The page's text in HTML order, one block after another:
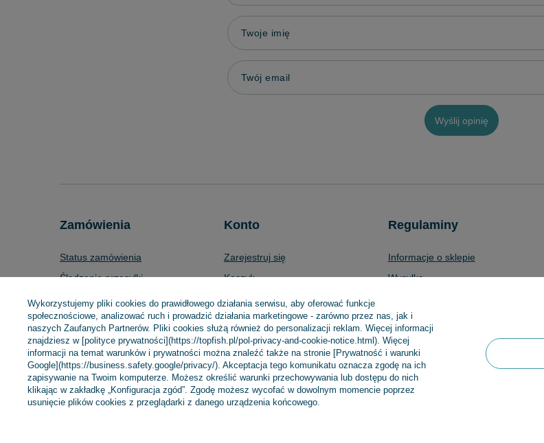
Twoje imię
Twój email
Wyślij opinię
Zamówienia
Status zamówienia
Śledzenie przesyłki
Chcę zareklamować produkt
Chcę zwrócić produkt
Chcę wymienić towar
Kontakt
Konto
Zarejestruj się
Koszyk
Listy zakupowe
Lista zakupionych produktów
Historia transakcji
Moje rabaty
Newsletter
Regulaminy
Informacje o sklepie
Wysyłka
Regulamin
Polityka prywatności
Odstąpienie od umowy
Zarządzaj plikami cookie
Wykorzystujemy pliki cookies do prawidłowego działania serwisu, aby oferować funkcje
społecznościowe, analizować ruch i prowadzić działania marketingowe - zarówno przez nas, jak i
naszych Zaufanych Partnerów. Pliki cookies służą również do personalizacji reklam. Więcej informacji
znajdziesz w [polityce prywatności](https://topfish.pl/pol-privacy-and-cookie-notice.html). Więcej
informacji na temat warunków i prywatności można znaleźć także na stronie [Prywatność i warunki
Google](https://business.safety.google/privacy/). Akceptacja tego komunikatu oznacza zgodę na ich
zapisywanie na Twoim komputerze. Możesz określić warunki przechowywania lub dostępu do nich
klikając w zakładkę „Konfiguracja zgód”. Zgodę możesz wycofać w dowolnym momencie poprzez
usunięcie plików cookies z przeglądarki z danego urządzenia końcowego.